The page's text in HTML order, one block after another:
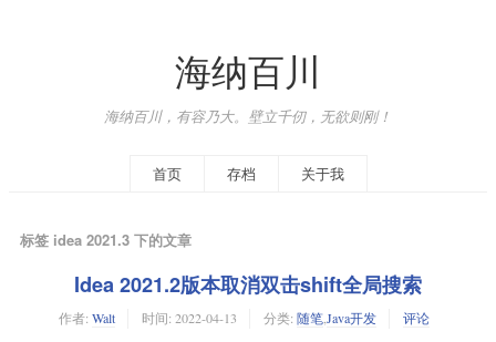
海纳百川
海纳百川，有容乃大。壁立千仞，无欲则刚！
首页 存档 关于我
标签 idea 2021.3 下的文章
Idea 2021.2版本取消双击shift全局搜索
作者: Walt 时间: 2022-04-13 分类: 随笔,Java开发 评论